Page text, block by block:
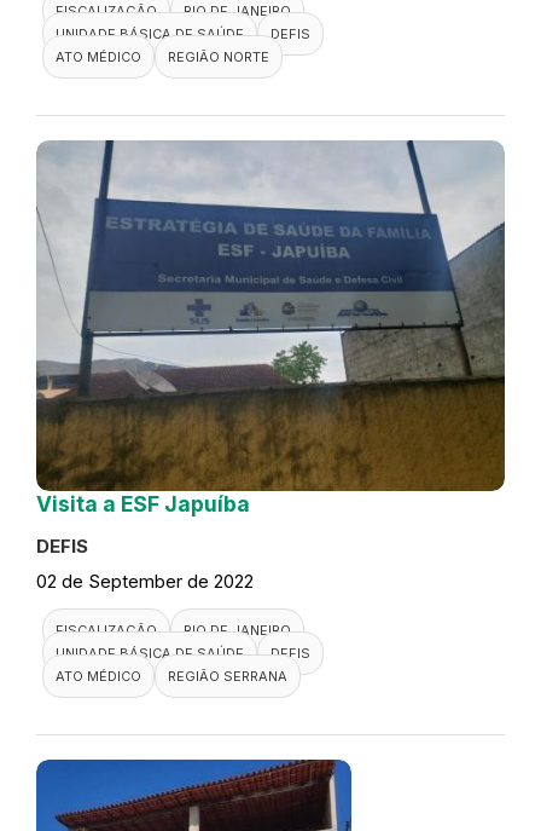
FISCALIZAÇÃO
RIO DE JANEIRO
UNIDADE BÁSICA DE SAÚDE
DEFIS
ATO MÉDICO
REGIÃO NORTE
Visita a ESF Japuíba
DEFIS
02 de September de 2022
FISCALIZAÇÃO
RIO DE JANEIRO
UNIDADE BÁSICA DE SAÚDE
DEFIS
ATO MÉDICO
REGIÃO SERRANA